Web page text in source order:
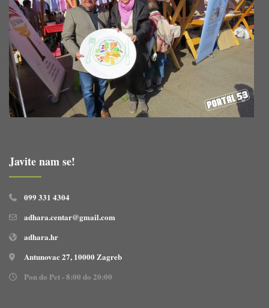
Javite nam se!
099 331 4304
adhara.centar@gmail.com
adhara.hr
Antunovac 27, 10000 Zagreb
Pon do Pet - 8:00 do 20:00